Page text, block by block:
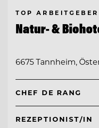
TOP ARBEITGEBER
Natur- &
6675 Tannheim,
CHEF DE RANG
REZEPTIONIST/IN